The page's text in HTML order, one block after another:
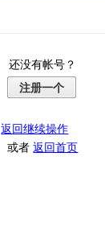
还没有帐号？
注册一个
返回继续操作
或者返回首页